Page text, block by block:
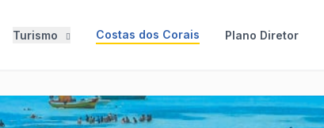
Turismo Costas dos Corais Plano Diretor